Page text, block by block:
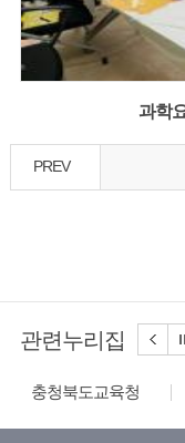
과학
PREV
관련누리집
충청북도교육청